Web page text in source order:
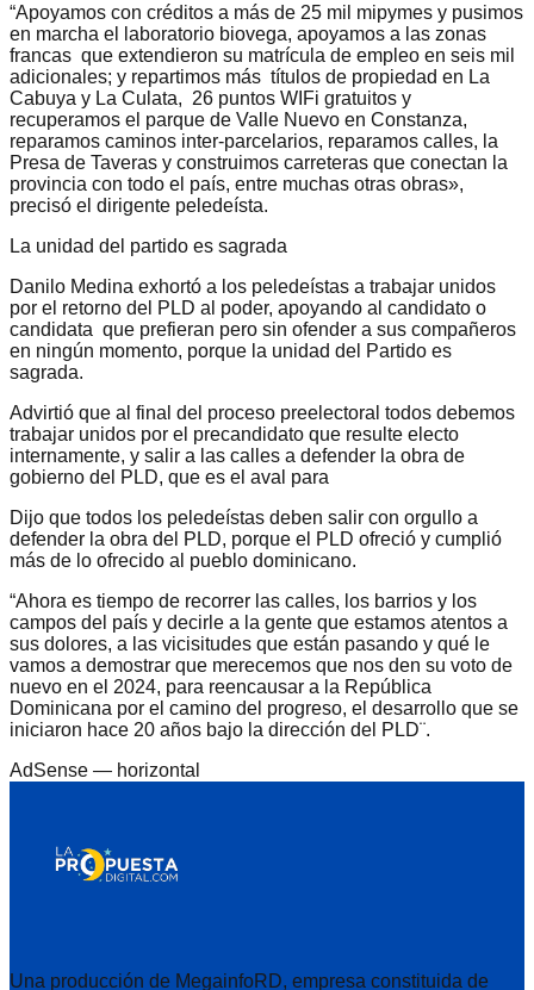
“Apoyamos con créditos a más de 25 mil mipymes y pusimos
en marcha el laboratorio biovega, apoyamos a las zonas
francas que extendieron su matrícula de empleo en seis mil
adicionales; y repartimos más títulos de propiedad en La
Cabuya y La Culata, 26 puntos WIFi gratuitos y
recuperamos el parque de Valle Nuevo en Constanza,
reparamos caminos inter-parcelarios, reparamos calles, la
Presa de Taveras y construimos carreteras que conectan la
provincia con todo el país, entre muchas otras obras»,
precisó el dirigente peledeísta.
La unidad del partido es sagrada
Danilo Medina exhortó a los peledeístas a trabajar unidos
por el retorno del PLD al poder, apoyando al candidato o
candidata que prefieran pero sin ofender a sus compañeros
en ningún momento, porque la unidad del Partido es
sagrada.
Advirtió que al final del proceso preelectoral todos debemos
trabajar unidos por el precandidato que resulte electo
internamente, y salir a las calles a defender la obra de
gobierno del PLD, que es el aval para
Dijo que todos los peledeístas deben salir con orgullo a
defender la obra del PLD, porque el PLD ofreció y cumplió
más de lo ofrecido al pueblo dominicano.
“Ahora es tiempo de recorrer las calles, los barrios y los
campos del país y decirle a la gente que estamos atentos a
sus dolores, a las vicisitudes que están pasando y qué le
vamos a demostrar que merecemos que nos den su voto de
nuevo en el 2024, para reencausar a la República
Dominicana por el camino del progreso, el desarrollo que se
iniciaron hace 20 años bajo la dirección del PLD¨.
AdSense — horizontal
Una producción de MegainfoRD, empresa constituida de